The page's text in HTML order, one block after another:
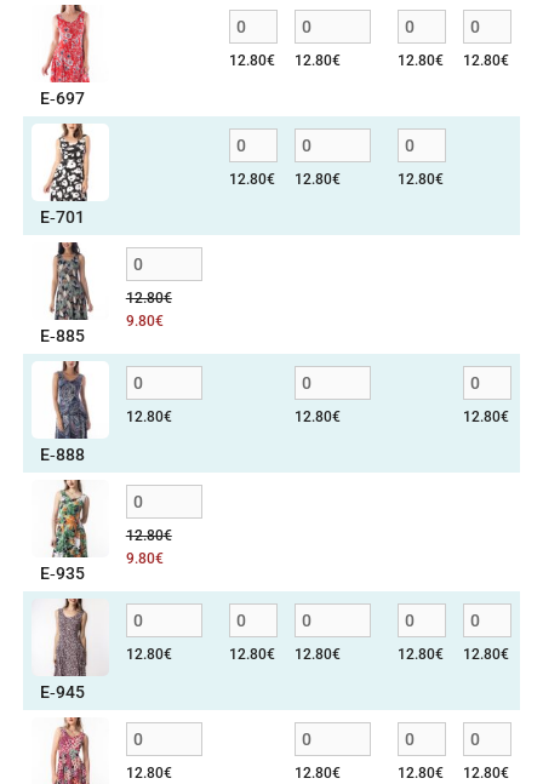
E‑697
12.80€ 12.80€ 12.80€ 12.80€
E‑701
12.80€ 12.80€ 12.80€
E‑885
12.80€
9.80€
E‑888
12.80€ 12.80€ 12.80€
E‑935
12.80€
9.80€
E‑945
12.80€ 12.80€ 12.80€ 12.80€ 12.80€
12.80€ 12.80€ 12.80€ 12.80€